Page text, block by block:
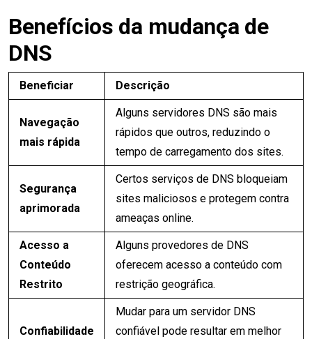
Benefícios da mudança de
DNS
Beneficiar Descrição
Navegação
mais rápida
Alguns servidores DNS são mais
rápidos que outros, reduzindo o
tempo de carregamento dos sites.
Segurança
aprimorada
Certos serviços de DNS bloqueiam
sites maliciosos e protegem contra
ameaças online.
Acesso a
Conteúdo
Restrito
Alguns provedores de DNS
oferecem acesso a conteúdo com
restrição geográfica.
Confiabilidade
Mudar para um servidor DNS
confiável pode resultar em melhor